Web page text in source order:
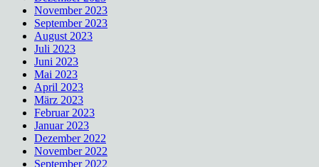
November 2023
September 2023
August 2023
Juli 2023
Juni 2023
Mai 2023
April 2023
März 2023
Februar 2023
Januar 2023
Dezember 2022
November 2022
September 2022